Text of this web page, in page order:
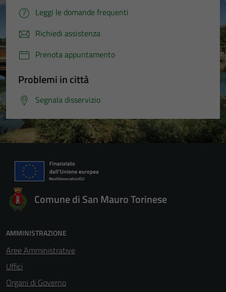
Leggi le domande frequenti
Richiedi assistenza
Prenota appuntamento
Problemi in città
Segnala disservizio
Comune di San Mauro Torinese
AMMINISTRAZIONE
Aree Amministrative
Uffici
Organi di Governo